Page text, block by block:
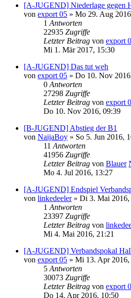
[A-JUGEND] Niederlage gegen
von export 05 » Mo 29. Aug
1 Antworten
22935 Zugriffe
Letzter Beitrag von export
Mi 1. Mär 2017, 15:30
[A-JUGEND] Das tut weh
von export 05 » Do 10. Nov
0 Antworten
27298 Zugriffe
Letzter Beitrag von export
Do 10. Nov 2016, 09:39
[B-JUGEND] Abstieg der B1
von NaijaBoy » So 5. Jun 2016,
11 Antworten
41956 Zugriffe
Letzter Beitrag von Blauer
Mo 4. Jul 2016, 13:27
[A-JUGEND] Endspiel
von linkedeeler» Di 3. Mai 2016,
1 Antworten
23397 Zugriffe
Letzter Beitrag von
Mi 4. Mai 2016, 21:21
[A-JUGEND] Verbandspokal
von export 05 » Mi 13. Apr 2016,
5 Antworten
30073 Zugriffe
Letzter Beitrag von export
Do 14. Apr 2016, 10:50